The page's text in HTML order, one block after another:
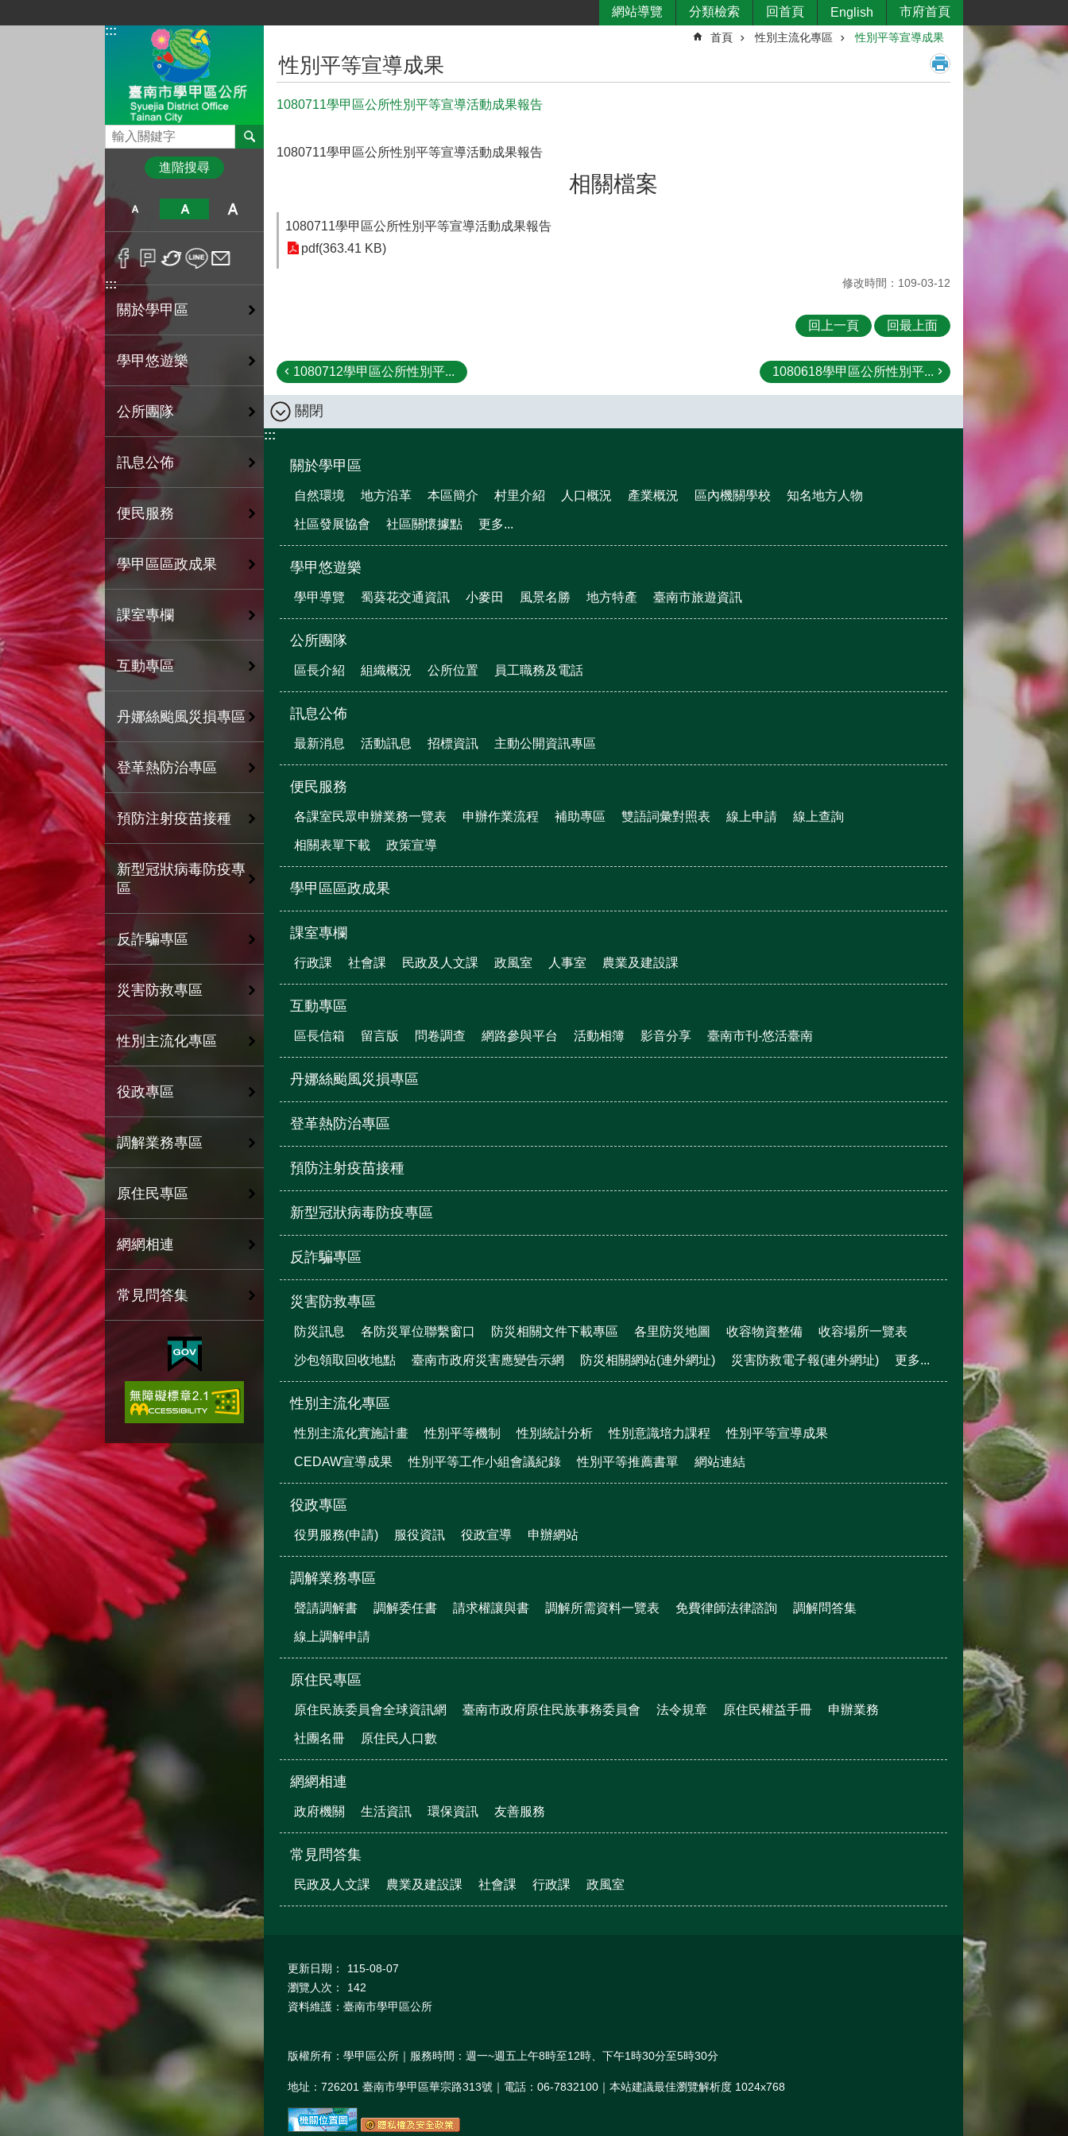
:::
網站導覽 分類檢索 回首頁 English 市府首頁
搜尋
進階搜尋
:::
關於學甲區
學甲悠遊樂
公所團隊
訊息公佈
便民服務
學甲區區政成果
課室專欄
互動專區
丹娜絲颱風災損專區
登革熱防治專區
預防注射疫苗接種
新型冠狀病毒防疫專
區
反詐騙專區
災害防救專區
性別主流化專區
役政專區
調解業務專區
原住民專區
網網相連
常見問答集
首頁 性別主流化專區 性別平等宣導成果
性別平等宣導成果
1080711學甲區公所性別平等宣導活動成果報告
1080711學甲區公所性別平等宣導活動成果報告
相關檔案
1080711學甲區公所性別平等宣導活動成果報告
pdf(363.41 KB)
修改時間：109-03-12
回上一頁 回最上面
1080712學甲區公所性別平... 1080618學甲區公所性別平...
關閉
:::
關於學甲區
自然環境 地方沿革 本區簡介 村里介紹 人口概況 產業概況 區內機關學校 知名地方人物
社區發展協會 社區關懷據點 更多...
學甲悠遊樂
學甲導覽 蜀葵花交通資訊 小麥田 風景名勝 地方特產 臺南市旅遊資訊
公所團隊
區長介紹 組織概況 公所位置 員工職務及電話
訊息公佈
最新消息 活動訊息 招標資訊 主動公開資訊專區
便民服務
各課室民眾申辦業務一覽表 申辦作業流程 補助專區 雙語詞彙對照表 線上申請 線上查詢
相關表單下載 政策宣導
學甲區區政成果
課室專欄
行政課 社會課 民政及人文課 政風室 人事室 農業及建設課
互動專區
區長信箱 留言版 問卷調查 網路參與平台 活動相簿 影音分享 臺南市刊-悠活臺南
丹娜絲颱風災損專區
登革熱防治專區
預防注射疫苗接種
新型冠狀病毒防疫專區
反詐騙專區
災害防救專區
防災訊息 各防災單位聯繫窗口 防災相關文件下載專區 各里防災地圖 收容物資整備 收容場所一覽表
沙包領取回收地點 臺南市政府災害應變告示網 防災相關網站(連外網址) 災害防救電子報(連外網址) 更多...
性別主流化專區
性別主流化實施計畫 性別平等機制 性別統計分析 性別意識培力課程 性別平等宣導成果
CEDAW宣導成果 性別平等工作小組會議紀錄 性別平等推薦書單 網站連結
役政專區
役男服務(申請) 服役資訊 役政宣導 申辦網站
調解業務專區
聲請調解書 調解委任書 請求權讓與書 調解所需資料一覽表 免費律師法律諮詢 調解問答集
線上調解申請
原住民專區
原住民族委員會全球資訊網 臺南市政府原住民族事務委員會 法令規章 原住民權益手冊 申辦業務
社團名冊 原住民人口數
網網相連
政府機關 生活資訊 環保資訊 友善服務
常見問答集
民政及人文課 農業及建設課 社會課 行政課 政風室
更新日期：
115-08-07
瀏覽人次：
142
資料維護：臺南市學甲區公所
版權所有：學甲區公所｜服務時間：週一~週五上午8時至12時、下午1時30分至5時30分
地址：726201 臺南市學甲區華宗路313號｜電話：06-7832100｜本站建議最佳瀏覽解析度 1024x768